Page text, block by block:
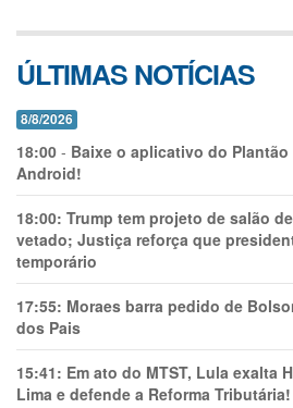
ÚLTIMAS NOTÍCIAS
8/8/2026
18:00 - Baixe o aplicativo do Plantão
Android!
18:00: Trump tem projeto de salão
vetado; Justiça reforça que
temporário
17:55: Moraes barra pedido de
dos Pais
15:41: Em ato do MTST, Lula exalta
Lima e defende a Reforma Tributária!